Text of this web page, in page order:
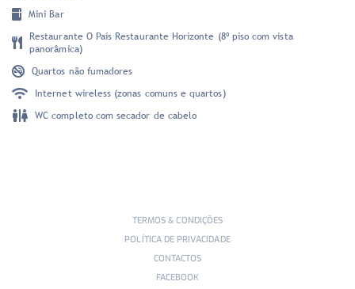
Mini Bar
Restaurante O País Restaurante Horizonte (8º piso com vista
panorâmica)
Quartos não fumadores
Internet wireless (zonas comuns e quartos)
WC completo com secador de cabelo
TERMOS & CONDIÇÕES
POLÍTICA DE PRIVACIDADE
CONTACTOS
FACEBOOK